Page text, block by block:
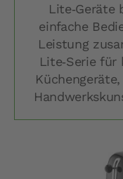
Lite‑Geräte
einfache
Leistung
Lite‑Serie